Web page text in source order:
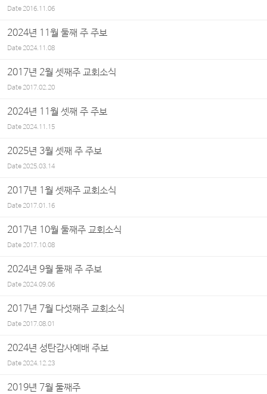
Date2016.11.06
2024년 11월 둘째 주 주보
Date2024.11.08
2017년 2월 셋째주 교회소식
Date2017.02.20
2024년 11월 셋째 주 주보
Date2024.11.15
2025년 3월 셋째 주 주보
Date2025.03.14
2017년 1월 셋째주 교회소식
Date2017.01.16
2017년 10월 둘째주 교회소식
Date2017.10.08
2024년 9월 둘째 주 주보
Date2024.09.06
2017년 7월 다섯째주 교회소식
Date2017.08.01
2024년 성탄감사예배 주보
Date2024.12.23
2019년 7월 둘째주